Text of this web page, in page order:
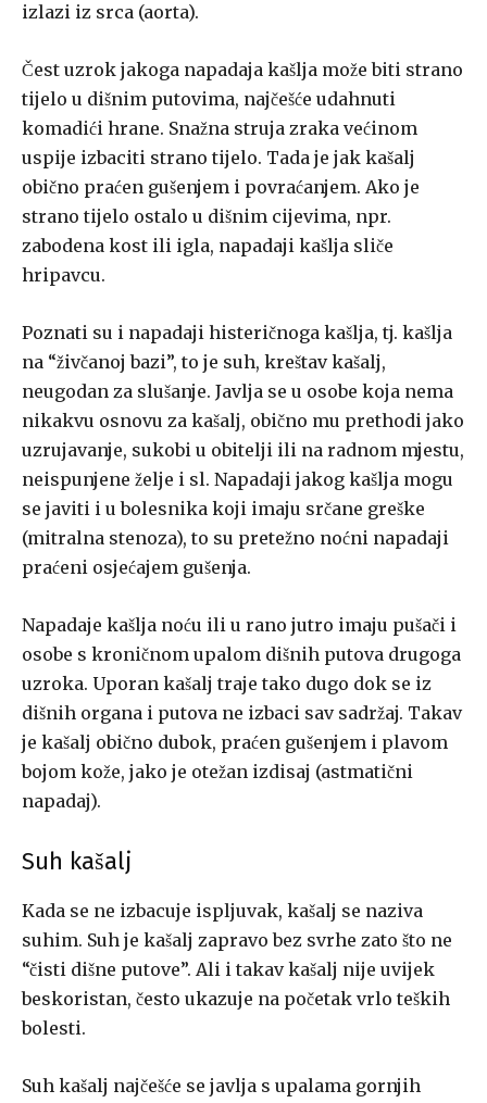
izlazi iz srca (aorta).
Čest uzrok jakoga napadaja kašlja može biti strano
tijelo u dišnim putovima, najčešće udahnuti
komadići hrane. Snažna struja zraka veći­nom
uspije izbaciti strano tijelo. Tada je jak kašalj
obično praćen guše­njem i povraćanjem. Ako je
strano tijelo ostalo u dišnim cijevima, npr.
zabodena kost ili igla, napadaji kašlja sliče
hripavcu.
Poznati su i napadaji histeričnoga kašlja, tj. kašlja
na “živčanoj ba­zi”, to je suh, kreštav kašalj,
neugodan za slušanje. Javlja se u osobe koja nema
nikakvu osnovu za kašalj, obično mu prethodi jako
uzrujavanje, sukobi u obitelji ili na radnom mjestu,
neispunjene želje i sl. Napadaji jakog kašlja mogu
se javiti i u bolesnika koji imaju srčane greške
(mitralna stenoza), to su pretežno noćni napadaji
praćeni osjeća­jem gušenja.
Napadaje kašlja noću ili u rano jutro imaju pušači i
osobe s kronič­nom upalom dišnih putova drugoga
uzroka. Uporan kašalj traje tako du­go dok se iz
dišnih organa i putova ne izbaci sav sadržaj. Takav
je ka­šalj obično dubok, praćen gušenjem i plavom
bojom kože, jako je otežan izdisaj (astmatični
napadaj).
Suh kašalj
Kada se ne izbacuje ispljuvak, kašalj se naziva
suhim. Suh je kašalj zapravo bez svrhe zato što ne
“čisti dišne putove”. Ali i takav kašalj nije uvijek
beskoristan, često ukazuje na početak vrlo teških
bolesti.
Suh kašalj najčešće se javlja s upalama gornjih